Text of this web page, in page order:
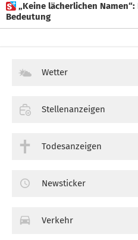
 „Keine lächerlichen Namen“: Der Namenstag und seine
Bedeutung
Wetter
Stellenanzeigen
Todesanzeigen
Newsticker
Verkehr